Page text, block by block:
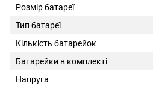
Розмір батареї
Тип батареї
Кількість батарейок
Батарейки в комплекті
Напруга